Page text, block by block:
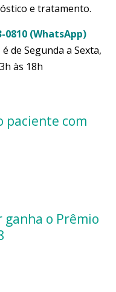
e tratamento.
0810 (WhatsApp)
de Segunda a Sexta,
às 18h
paciente com
o Prêmio